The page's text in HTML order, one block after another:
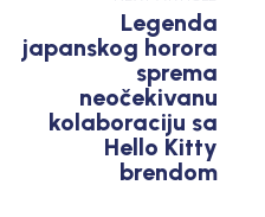
Legenda
japanskog horora
sprema
neočekivanu
kolaboraciju sa
Hello Kitty
brendom